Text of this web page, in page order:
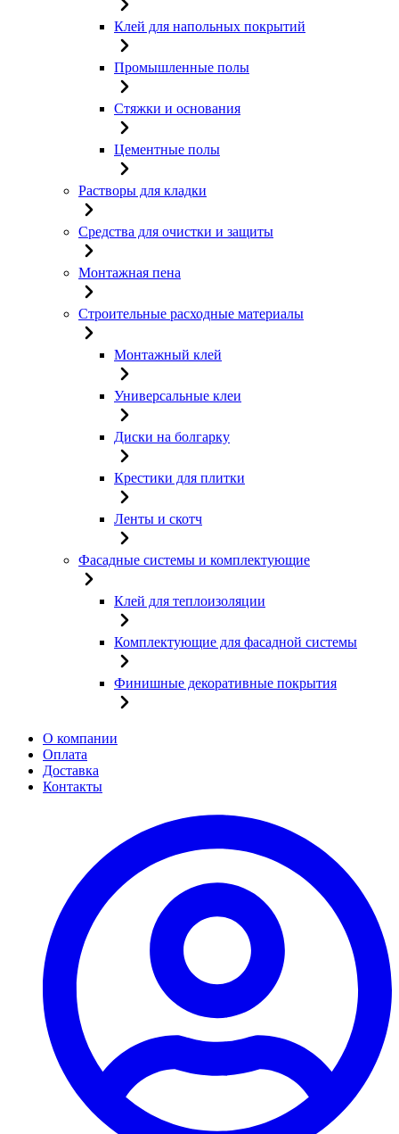
Клей для напольных покрытий
Промышленные полы
Стяжки и основания
Цементные полы
Растворы для кладки
Средства для очистки и защиты
Монтажная пена
Строительные расходные материалы
Монтажный клей
Универсальные клеи
Диски на болгарку
Крестики для плитки
Ленты и скотч
Фасадные системы и комплектующие
Клей для теплоизоляции
Комплектующие для фасадной системы
Финишные декоративные покрытия
О компании
Оплата
Доставка
Контакты